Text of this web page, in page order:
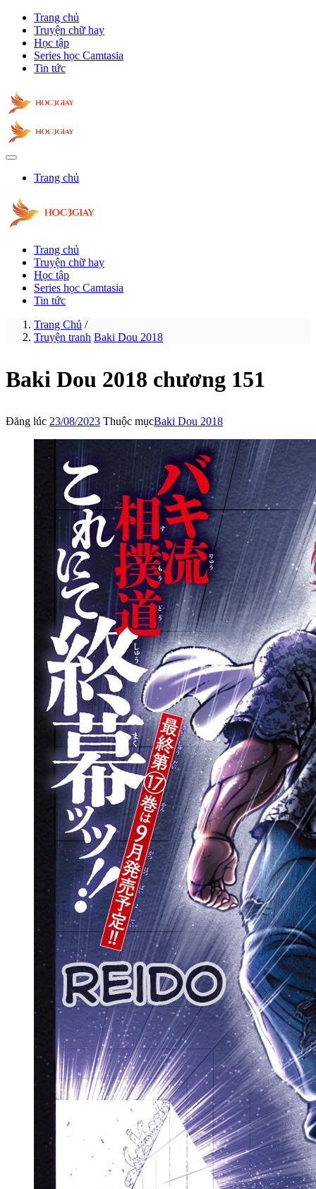
Trang chủ
Truyện chữ hay
Học tập
Series học Camtasia
Tin tức
Trang chủ
Trang chủ
Truyện chữ hay
Học tập
Series học Camtasia
Tin tức
Trang Chủ /
Truyện tranh Baki Dou 2018
Baki Dou 2018 chương 151
Đăng lúc 23/08/2023 Thuộc mụcBaki Dou 2018